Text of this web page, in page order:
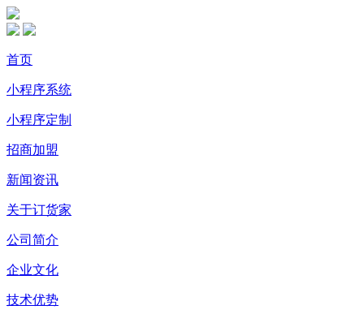
首页
小程序系统
小程序定制
招商加盟
新闻资讯
关于订货家
公司简介
企业文化
技术优势